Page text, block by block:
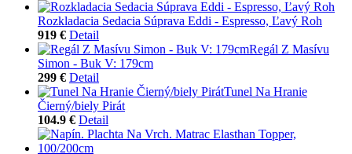
Rozkladacia Sedacia Súprava Eddi - Espresso, Ľavý Roh
919 € Detail
Regál Z Masívu
Simon - Buk V: 179cm
299 € Detail
Tunel Na Hranie
Čierný/biely Pirát
104.9 € Detail